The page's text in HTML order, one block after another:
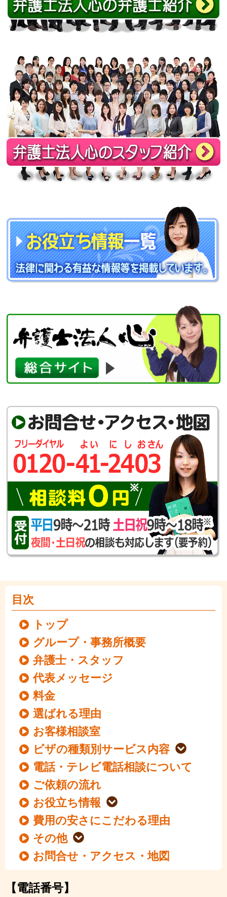
目次
トップ
グループ・事務所概要
弁護士・スタッフ
代表メッセージ
料金
選ばれる理由
お客様相談室
ビザの種類別サービス内容
電話・テレビ電話相談について
ご依頼の流れ
お役立ち情報
費用の安さにこだわる理由
その他
お問合せ・アクセス・地図
【電話番号】